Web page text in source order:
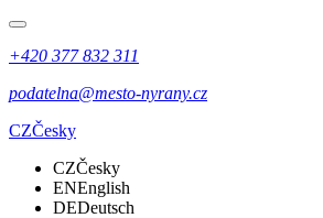
+420 377 832 311
podatelna@mesto-nyrany.cz
CZČesky
CZČesky
ENEnglish
DEDeutsch